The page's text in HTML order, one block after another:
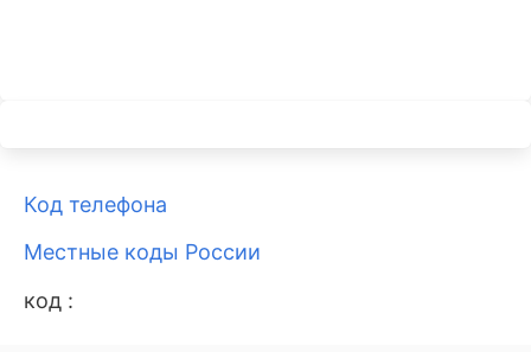
Код телефона
Местные коды России
код :